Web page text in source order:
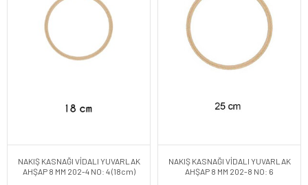
NAKIŞ KASNAĞI VİDALI YUVARLAK
AHŞAP 8 MM 202-4 NO: 4 (18cm)
NAKIŞ KASNAĞI VİDALI YUVARLAK
AHŞAP 8 MM 202-8 NO: 6